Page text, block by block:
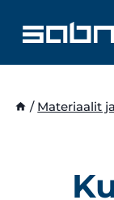
sisältöön
/ Materiaalit